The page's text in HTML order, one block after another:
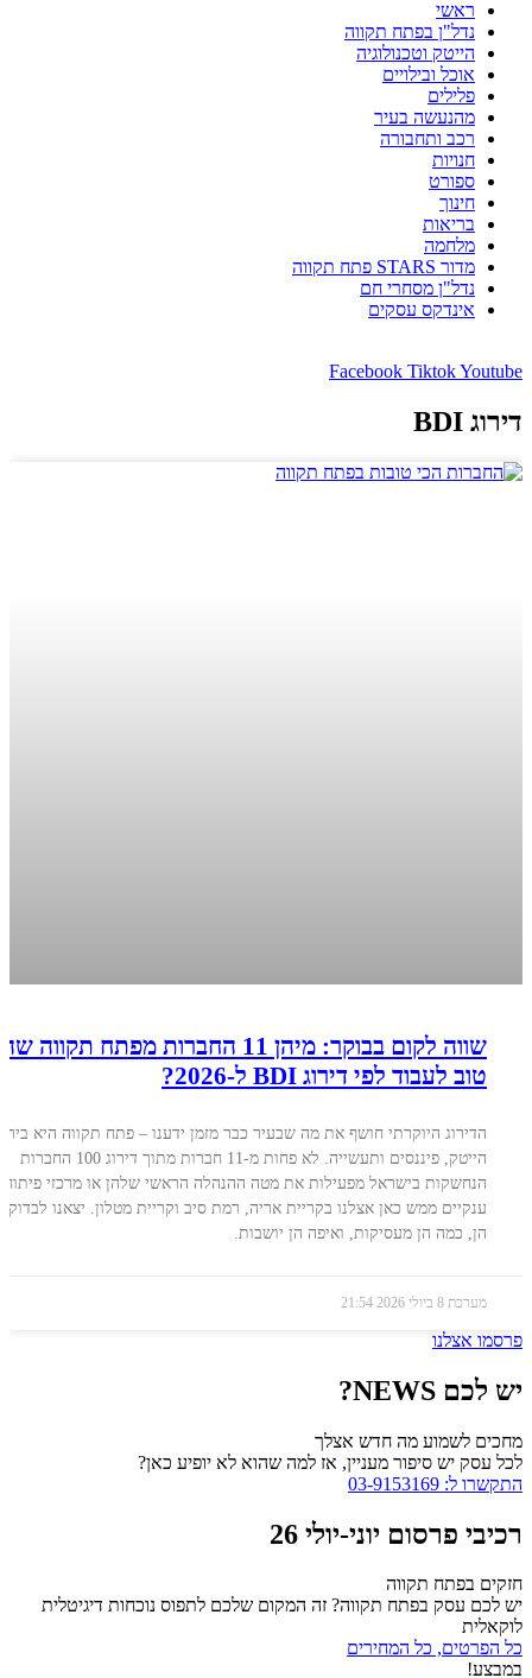
ראשי
נדל"ן בפתח תקווה
הייטק וטכנולוגיה
אוכל ובילויים
פלילים
מהנעשה בעיר
רכב ותחבורה
חנויות
ספורט
חינוך
בריאות
מלחמה
מדור STARS פתח תקווה
נדל"ן מסחרי חם
אינדקס עסקים
Facebook TiktokYoutube
דירוג BDI
שווה לקום בבוקר: מיהן 11 החברות מפתח תקווה
טוב לעבוד לפי דירוג BDI ל-2026?
הדירוג היוקרתי חושף את מה שבעיר כבר מזמן ידענו – פתח תקווה היא
הייטק, פיננסים ותעשייה. לא פחות מ-11 חברות מתוך דירוג 100 החברות
הנחשקות בישראל מפעילות את מטה ההנהלה הראשי שלהן או מרכזי פיתוח
ענקיים ממש כאן אצלנו בקריית אריה, רמת סיב וקריית מטלון. יצאנו לבדוק
הן, כמה הן מעסיקות, ואיפה הן יושבות.
מערכת 8 ביולי 2026 21:54
פרסמו אצלנו
יש לכם NEWS?
מחכים לשמוע מה חדש אצלך
לכל עסק יש סיפור מעניין, אז למה שהוא לא יופיע כאן?
התקשרו ל: 03-9153169
רכיבי פרסום יוני-יולי 26
חזקים בפתח תקווה
יש לכם עסק בפתח תקווה? זה המקום שלכם לתפוס נוכחות דיגיטלית
לוקאלית
כל הפרטים, כל המחירים
במבצע!